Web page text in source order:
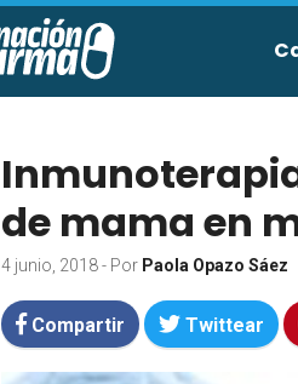
de mama en
4 junio, 2018- Por Paola Opazo Sáez
Compartir Twittear